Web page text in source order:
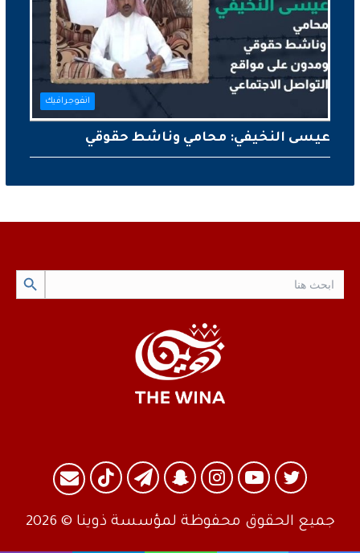
انفوجرافيك
عيسى النخيفي: محامي وناشط حقوقي
Search
Search Button
تويتر يوتيوبانستقرام
سنابتيلقرامTikTokالبريد
جميع الحقوق محفوظة لمؤسسة ذوينا © 2026